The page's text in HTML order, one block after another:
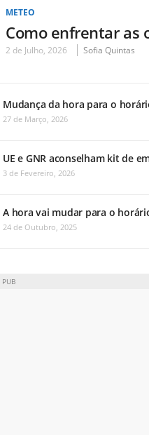
METEO
Como enfrentar as
2 de Julho, 2026 Sofia Quintas
Mudança da hora para o
27 de Março, 2026
UE e GNR aconselham kit de
3 de Fevereiro, 2026
A hora vai mudar para o
24 de Outubro, 2025
PUB